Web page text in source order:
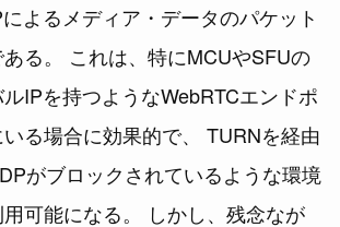
よるメディア・データのパケット
る。 これは、特にMCUやSFUの
IPを持つようなWebRTCエンドポ
る場合に効果的で、 TURNを経由
がブロックされているような環境
可能になる。 しかし、残念なが